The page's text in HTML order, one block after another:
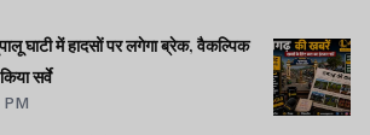
घाटी में हादसों पर लगेगा ब्रेक, वैकल्पिक
सर्वे